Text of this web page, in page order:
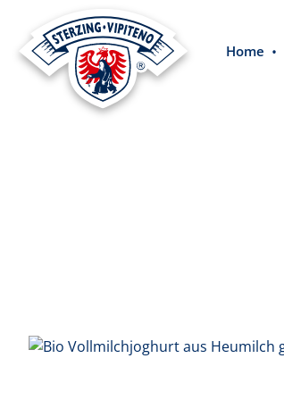
Zur Hauptnavigation springen
Home